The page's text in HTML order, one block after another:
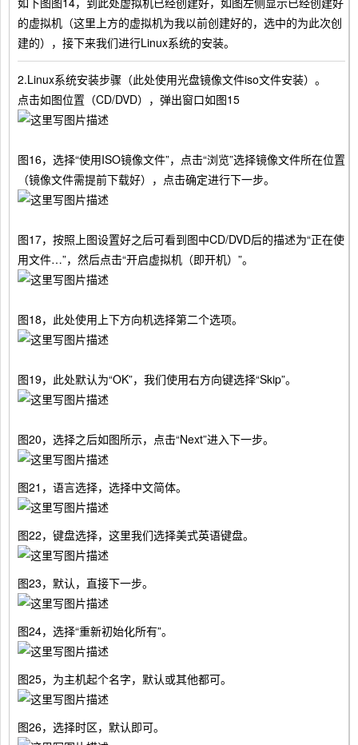
的虚拟机（这里上方的虚拟机为我以前创建好的，选中的为此次创
建的），接下来我们进行Linux系统的安装。
2.Linux系统安装步骤（此处使用光盘镜像文件iso文件安装）。
点击如图位置（CD/DVD），弹出窗口如图15
图16，选择“使用ISO镜像文件”，点击“浏览”选择镜像文件所在位置
（镜像文件需提前下载好），点击确定进行下一步。
图17，按照上图设置好之后可看到图中CD/DVD后的描述为“正在使
用文件…”，然后点击“开启虚拟机（即开机）”。
图18，此处使用上下方向机选择第二个选项。
图19，此处默认为“OK”，我们使用右方向键选择“Skip”。
图20，选择之后如图所示，点击“Next”进入下一步。
图21，语言选择，选择中文简体。
图22，键盘选择，这里我们选择美式英语键盘。
图23，默认，直接下一步。
图24，选择“重新初始化所有”。
图25，为主机起个名字，默认或其他都可。
图26，选择时区，默认即可。